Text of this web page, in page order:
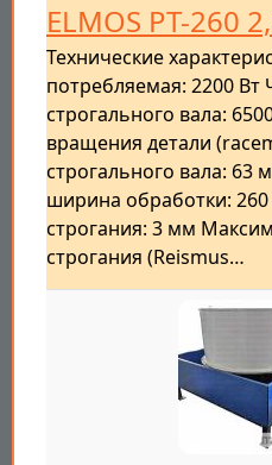
ELMOS PT-260
Технические
потребляемая: 2200 Вт
строгального вала:
вращения детали
строгального вала: 63
ширина обработки:
строгания: 3 мм
строгания (Reismus…